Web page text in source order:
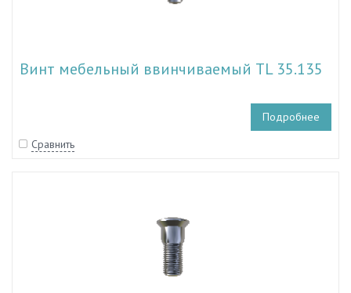
Винт мебельный ввинчиваемый TL 35.135
Подробнее
Сравнить